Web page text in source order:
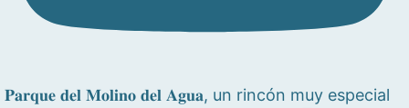
𝐏𝐚𝐫𝐪𝐮𝐞 𝐝𝐞𝐥 𝐌𝐨𝐥𝐢𝐧𝐨 𝐝𝐞𝐥 𝐀𝐠𝐮𝐚, un rincón muy especial